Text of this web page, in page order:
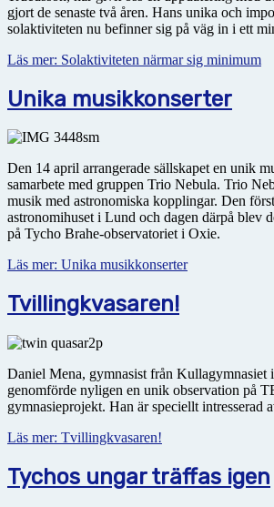
gjort de senaste två åren. Hans unika och
solaktiviteten nu befinner sig på väg in i ett
Läs mer: Solaktiviteten närmar sig minimum
Unika musikkonserter
Den 14 april arrangerade sällskapet en unik
samarbete med gruppen Trio Nebula. Trio
musik med astro­no­miska kopplingar. Den
astronomihuset i Lund och dagen därpå blev
på Tycho Brahe-observatoriet i Oxie.
Läs mer: Unika musikkonserter
Tvillingkvasaren!
Daniel Mena, gymnasist från Kullagymnasiet
genomförde nyligen en unik observation på
gymnasieprojekt. Han är speciellt intresserad
Läs mer: Tvillingkvasaren!
Tychos ungar träffas igen